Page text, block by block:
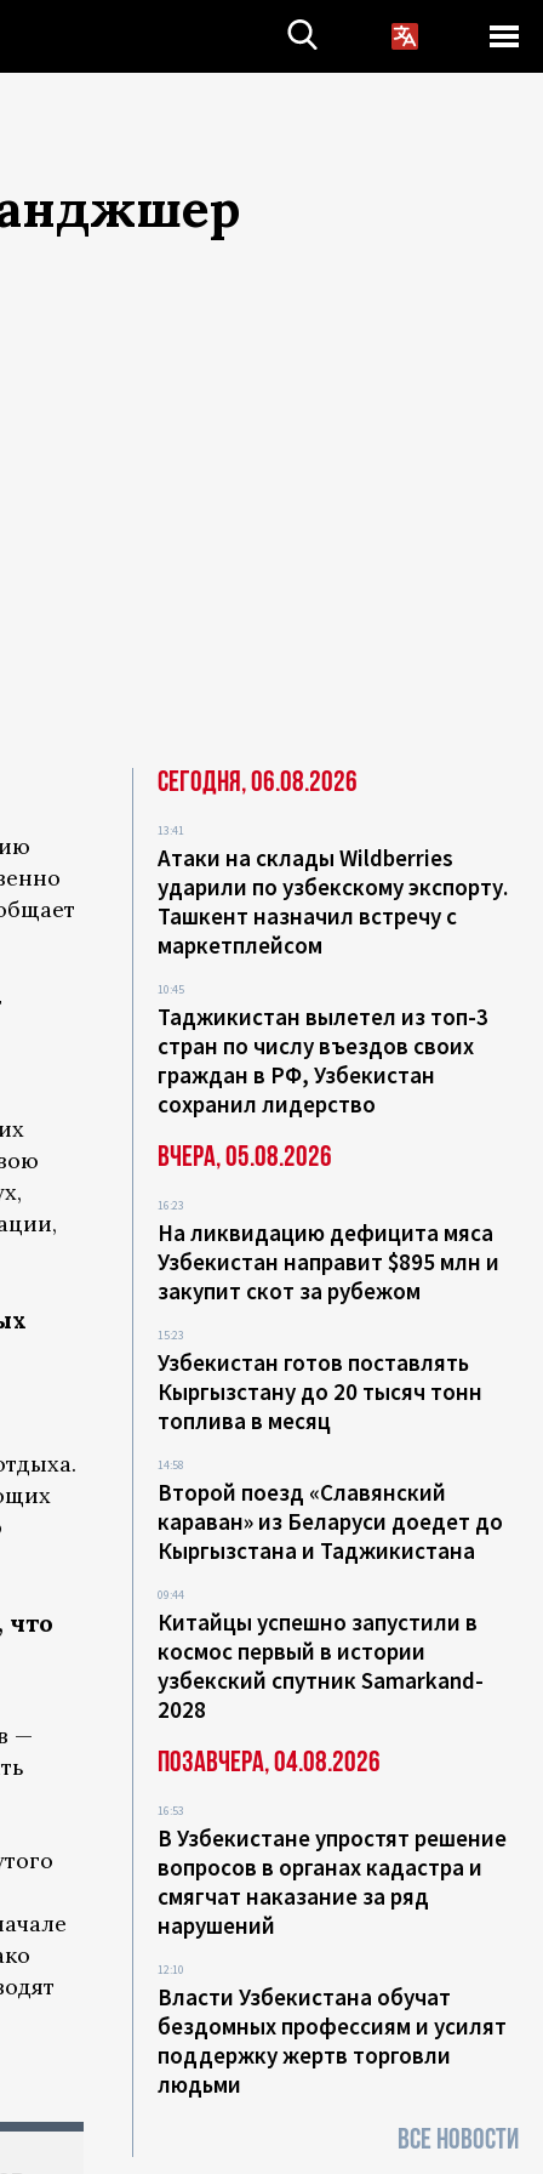
—
Сегодня, 06.08.2026
13:41
Атаки на склады Wildberries
ударили по узбекскому экспорту.
Ташкент назначил встречу с
маркетплейсом
10:45
Таджикистан вылетел из топ-3
стран по числу въездов своих
граждан в РФ, Узбекистан
сохранил лидерство
Вчера, 05.08.2026
16:23
На ликвидацию дефицита мяса
Узбекистан направит $895 млн и
закупит скот за рубежом
15:23
Узбекистан готов поставлять
Кыргызстану до 20 тысяч тонн
топлива в месяц
14:58
Второй поезд «Славянский
караван» из Беларуси доедет до
Кыргызстана и Таджикистана
09:44
Китайцы успешно запустили в
космос первый в истории
узбекский спутник Samarkand-
2028
Позавчера, 04.08.2026
16:53
В Узбекистане упростят решение
вопросов в органах кадастра и
смягчат наказание за ряд
нарушений
12:10
Власти Узбекистана обучат
бездомных профессиям и усилят
поддержку жертв торговли
людьми
ВСЕ НОВОСТИ